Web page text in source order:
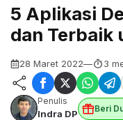
5 Aplikasi
dan Terbaik
28 Maret 2022— 3
Penulis
Indra DP Beri